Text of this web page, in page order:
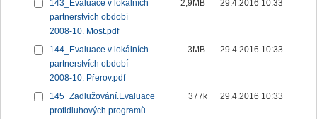
143_Evaluace v lokálních
partnerstvích období
2008-10. Most.pdf
2,9MB 29.4.2016 10:33
144_Evaluace v lokálních
partnerstvích období
2008-10. Přerov.pdf
3MB 29.4.2016 10:33
145_Zadlužování.Evaluace
protidluhových programů
377k 29.4.2016 10:33